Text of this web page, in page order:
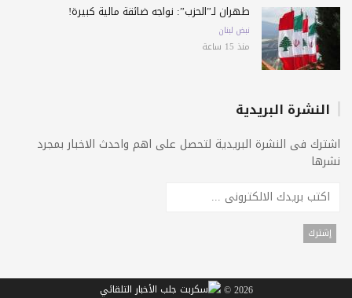
طهران لـ”الحزب”: نواجه ضائقة مالية كبيرة!
نبض لبنان
منذ 15 ساعة
النشرة البريدية
اشترك فى النشرة البريدية لتحصل على اهم واحدث الاخبار بمجرد
نشرها
2026 ©